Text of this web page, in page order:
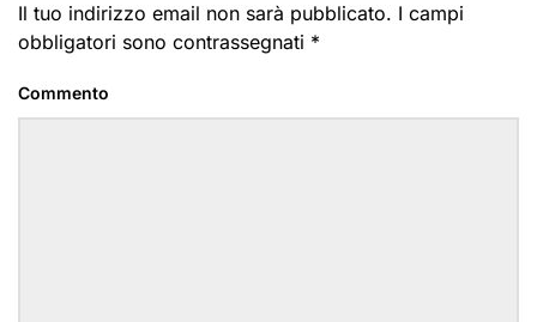
Il tuo indirizzo email non sarà pubblicato. I campi
obbligatori sono contrassegnati *
Commento